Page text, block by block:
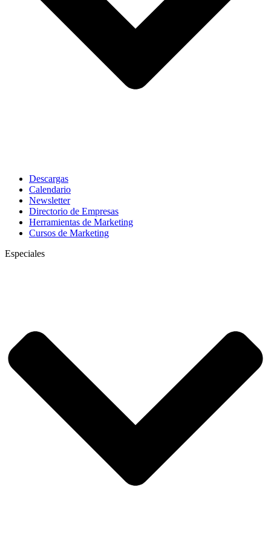
Descargas
Calendario
Newsletter
Directorio de Empresas
Herramientas de Marketing
Cursos de Marketing
Especiales